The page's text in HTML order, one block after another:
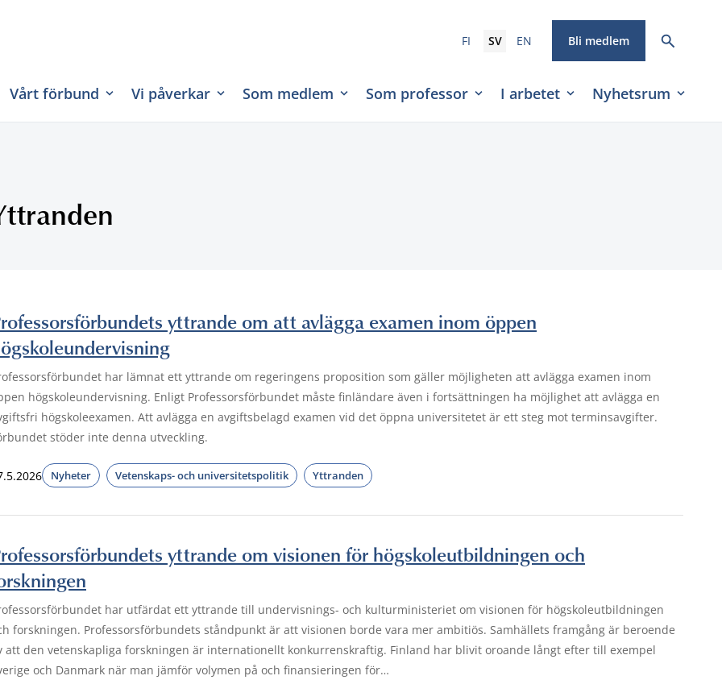
FI SV EN Bli medlem
Vårt förbund Vi påverkar Som medlem Som professor I arbetet Nyhetsrum
yttrande om att avlägga examen inom öppen
har lämnat ett yttrande om regeringens proposition som gäller möjligheten att avlägga examen inom
högskoleundervisning. Enligt Professorsförbundet måste finländare även i fortsättningen ha möjlighet att avlägga en
högskoleexamen. Att avlägga en avgiftsbelagd examen vid det öppna universitetet är ett steg mot terminsavgifter.
stöder inte denna utveckling.
Nyheter Vetenskaps- och universitetspolitik Yttranden
yttrande om visionen för högskoleutbildningen och
har utfärdat ett yttrande till undervisnings- och kulturministeriet om visionen för högskoleutbildningen
forskningen. Professorsförbundets ståndpunkt är att visionen borde vara mer ambitiös. Samhällets framgång är beroende
att den vetenskapliga forskningen är internationellt konkurrenskraftig. Finland har blivit oroande långt efter till exempel
och Danmark när man jämför volymen på och finansieringen för…